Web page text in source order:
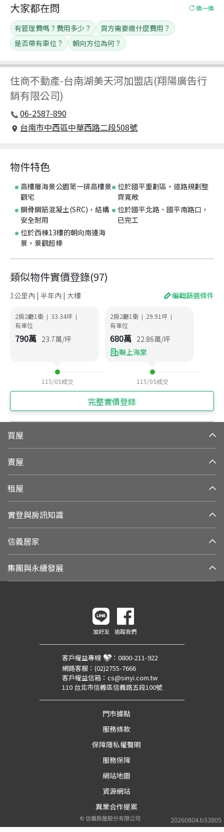
住商不動產-台南湖美天河加盟店(翔陽廣告行
銷有限公司)
06-2587-890
台南市中西區中華西路二段508號
大家都在問 換一換
有管理費嗎？費用多少？
買方需要繳什麼費用？
是否帶有車位？
朝向方位為何？
物件特色
高樓層海景公園第一排高樓景
觀宅
位於國平重劃區，道路規劃整
齊寬敞
鋼骨鋼筋混凝土(SRC)，結構
安全耐用
位於國平北路、國平南路口，
已完工
位於西棟13樓的朝向南邊海
景，景觀超棒
類似物件實價登錄(97)
1公里內 | 半年內 | 大樓 編輯篩選條件
2房2廳1衛 | 33.34坪 |
有車位
790萬 23.7萬/坪
115/05成交
2房2廳1衛 | 29.91坪 |
有車位
680萬 22.86萬/坪
聯上海棠
115/05成交
完整實價登錄
買屋
賣屋
租屋
實登與房訊知識
信義居家
集團與永續發展
20260804.b53805
加好友 追蹤我們
客戶權益專線 ： 0800-211-922
網路客服： (02)2755-7666
客戶權益信箱： cs@sinyi.com.tw
110 台北市信義區信義路五段100號
門市據點
服務條款
保障隱私權聲明
服務保障
網站地圖
資源網站
異業合作提案
©信義房屋股份有限公司